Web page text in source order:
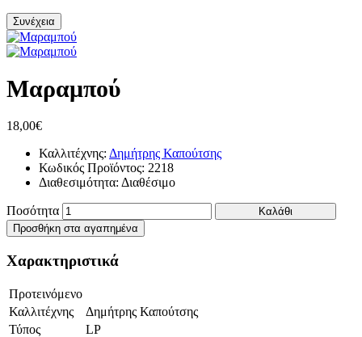
Συνέχεια
Μαραμπού
18,00€
Καλλιτέχνης: Δημήτρης Καπούτσης
Κωδικός Προϊόντος: 2218
Διαθεσιμότητα: Διαθέσιμο
Ποσότητα
Καλάθι
Προσθήκη στα αγαπημένα
Χαρακτηριστικά
Προτεινόμενο
Καλλιτέχνης
Δημήτρης Καπούτσης
Τύπος
LP